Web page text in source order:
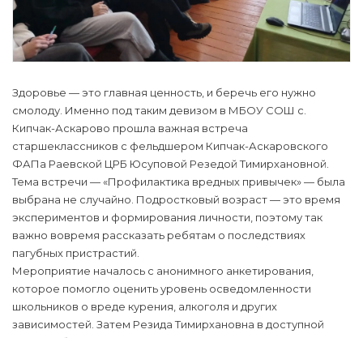
Здоровье — это главная ценность, и беречь его нужно
смолоду. Именно под таким девизом в МБОУ СОШ с.
Кипчак-Аскарово прошла важная встреча
старшеклассников с фельдшером Кипчак-Аскаровского
ФАПа Раевской ЦРБ Юсуповой Резедой Тимирхановной.
Тема встречи — «Профилактика вредных привычек» — была
выбрана не случайно. Подростковый возраст — это время
экспериментов и формирования личности, поэтому так
важно вовремя рассказать ребятам о последствиях
пагубных пристрастий.
Мероприятие началось с анонимного анкетирования,
которое помогло оценить уровень осведомленности
школьников о вреде курения, алкоголя и других
зависимостей. Затем Резида Тимирхановна в доступной